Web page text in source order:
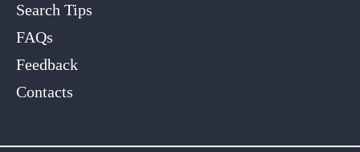
Search Tips
FAQs
Feedback
Contacts